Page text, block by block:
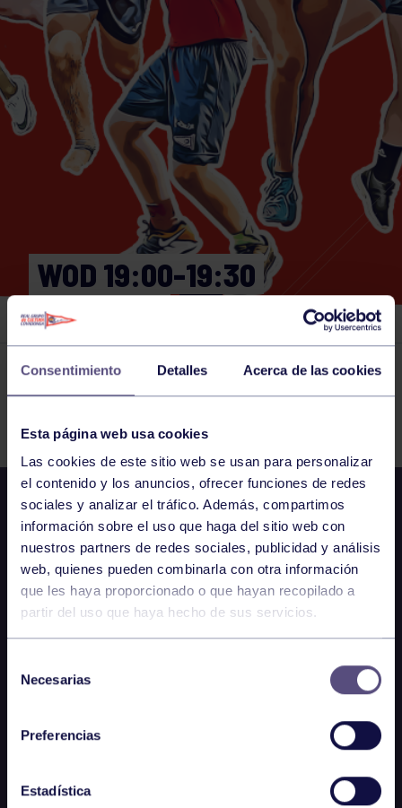
Consentimiento Detalles Acerca de las cookies
Esta página web usa cookies
Las cookies de este sitio web se usan para personalizar
el contenido y los anuncios, ofrecer funciones de redes
sociales y analizar el tráfico. Además, compartimos
información sobre el uso que haga del sitio web con
nuestros partners de redes sociales, publicidad y análisis
web, quienes pueden combinarla con otra información
que les haya proporcionado o que hayan recopilado a
partir del uso que haya hecho de sus servicios.
Necesarias
Preferencias
Estadística
WOD 19:00-19:30
GIMNASIO